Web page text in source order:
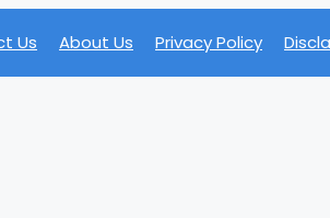
Us About Us Privacy Policy